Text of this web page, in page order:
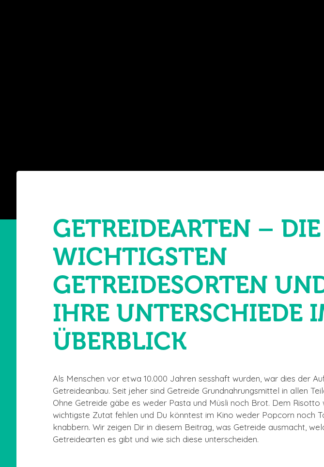
GETREIDEARTEN – DIE
WICHTIGSTEN
GETREIDESORTEN
IHRE UNTERSCHIEDE
ÜBERBLICK
Als Menschen vor etwa 10.000 Jahren sesshaft wurden, war dies der
Getreideanbau. Seit jeher sind Getreide Grundnahrungsmittel in allen
Ohne Getreide gäbe es weder Pasta und Müsli noch Brot. Dem Risotto
wichtigste Zutat fehlen und Du könntest im Kino weder Popcorn noch
knabbern. Wir zeigen Dir in diesem Beitrag, was Getreide ausmacht,
Getreidearten es gibt und wie sich diese unterscheiden.